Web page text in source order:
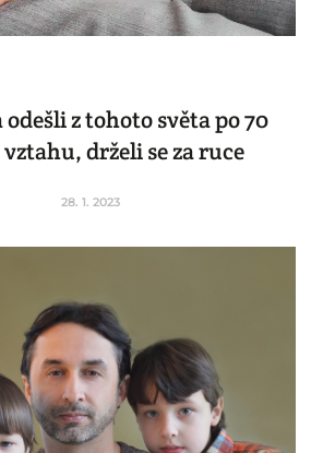
odešli z tohoto světa po 70
drželi se za ruce
28. 1. 2023